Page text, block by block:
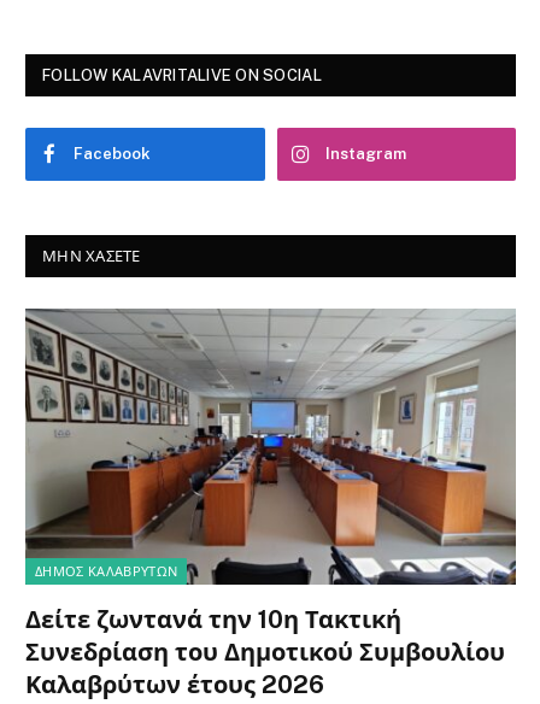
FOLLOW KALAVRITALIVE ON SOCIAL
Facebook Instagram
ΜΗΝ ΧΆΣΕΤΕ
ΔΗΜΟΣ ΚΑΛΑΒΡΥΤΩΝ
Δείτε ζωντανά την 10η Τακτική
Συνεδρίαση του Δημοτικού Συμβουλίου
Καλαβρύτων έτους 2026